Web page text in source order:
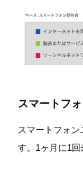
スマートフ
スマートフォ
す。1ヶ月に1回